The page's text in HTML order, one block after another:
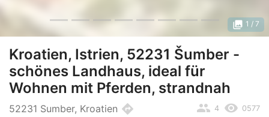
photo_library 1 / 7
Kroatien, Istrien, 52231 Šumber -
schönes Landhaus, ideal für
Wohnen mit Pferden, strandnah
52231 Sumber, Kroatien directions remove_red_eye 0577
people 4